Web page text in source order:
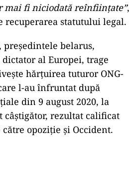
mai fi niciodată reînfiinţate”,
recuperarea statutului legal.
preşedintele belarus,
al Europei, trage
hărţuirea tuturor ONG-
l-au înfruntat după
din 9 august 2020, la
câştigător, rezultat calificat
opoziţie şi Occident.